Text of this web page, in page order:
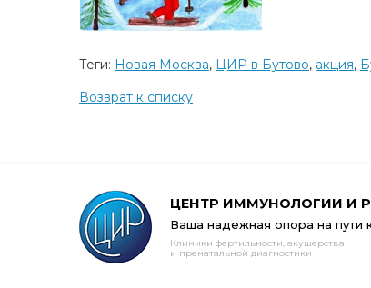
Теги: Новая Москва, ЦИР в Бутово, акция,
Возврат к списку
ЦЕНТР ИММУНОЛОГИИ И
Ваша надежная опора на пути
Клиники фертильности, акушерства
и пренатальной диагностики